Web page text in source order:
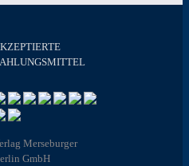
Merseburger
GmbH